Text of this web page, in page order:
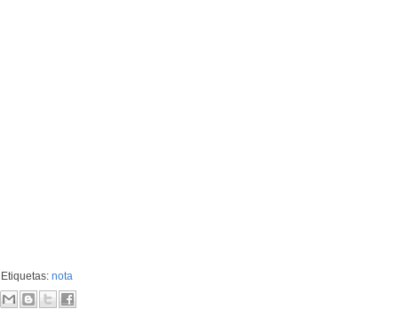
Etiquetas: nota